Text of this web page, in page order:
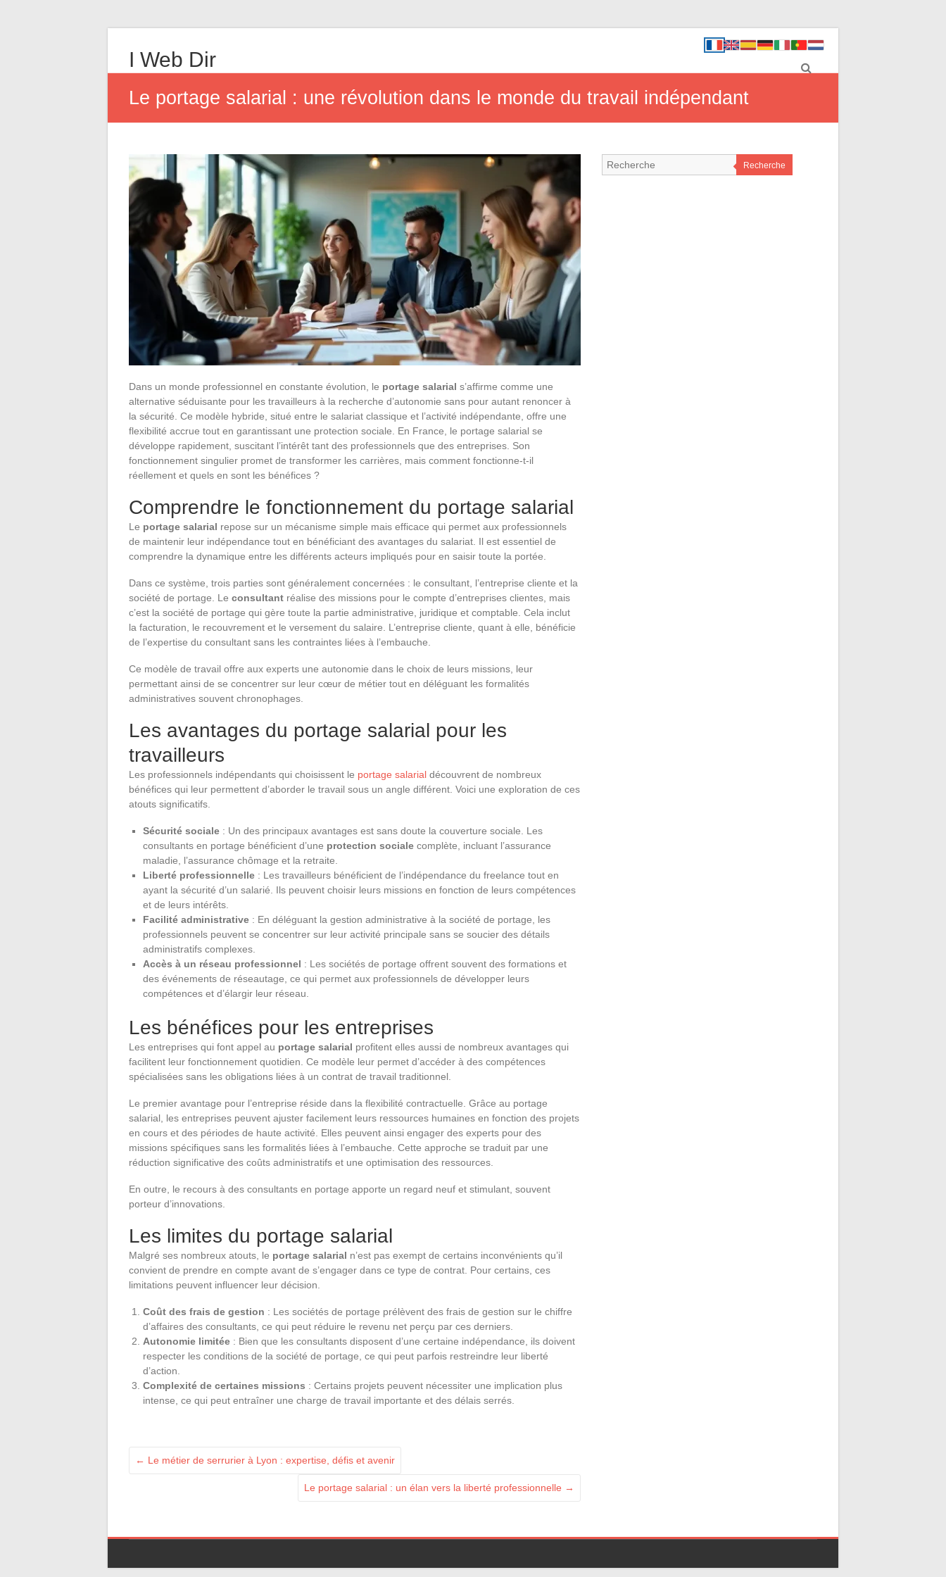
I Web Dir
Le portage salarial : une révolution dans le monde du travail indépendant
Dans un monde professionnel en constante évolution, le portage salarial s’affirme comme une
alternative séduisante pour les travailleurs à la recherche d’autonomie sans pour autant renoncer à
la sécurité. Ce modèle hybride, situé entre le salariat classique et l’activité indépendante, offre une
flexibilité accrue tout en garantissant une protection sociale. En France, le portage salarial se
développe rapidement, suscitant l’intérêt tant des professionnels que des entreprises. Son
fonctionnement singulier promet de transformer les carrières, mais comment fonctionne-t-il
réellement et quels en sont les bénéfices ?
Comprendre le fonctionnement du portage salarial
Le portage salarial repose sur un mécanisme simple mais efficace qui permet aux professionnels
de maintenir leur indépendance tout en bénéficiant des avantages du salariat. Il est essentiel de
comprendre la dynamique entre les différents acteurs impliqués pour en saisir toute la portée.
Dans ce système, trois parties sont généralement concernées : le consultant, l’entreprise cliente et la
société de portage. Le consultant réalise des missions pour le compte d’entreprises clientes, mais
c’est la société de portage qui gère toute la partie administrative, juridique et comptable. Cela inclut
la facturation, le recouvrement et le versement du salaire. L’entreprise cliente, quant à elle, bénéficie
de l’expertise du consultant sans les contraintes liées à l’embauche.
Ce modèle de travail offre aux experts une autonomie dans le choix de leurs missions, leur
permettant ainsi de se concentrer sur leur cœur de métier tout en déléguant les formalités
administratives souvent chronophages.
Les avantages du portage salarial pour les
travailleurs
Les professionnels indépendants qui choisissent le portage salarial découvrent de nombreux
bénéfices qui leur permettent d’aborder le travail sous un angle différent. Voici une exploration de ces
atouts significatifs.
Sécurité sociale : Un des principaux avantages est sans doute la couverture sociale. Les
consultants en portage bénéficient d’une protection sociale complète, incluant l’assurance
maladie, l’assurance chômage et la retraite.
Liberté professionnelle : Les travailleurs bénéficient de l’indépendance du freelance tout en
ayant la sécurité d’un salarié. Ils peuvent choisir leurs missions en fonction de leurs compétences
et de leurs intérêts.
Facilité administrative : En déléguant la gestion administrative à la société de portage, les
professionnels peuvent se concentrer sur leur activité principale sans se soucier des détails
administratifs complexes.
Accès à un réseau professionnel : Les sociétés de portage offrent souvent des formations et
des événements de réseautage, ce qui permet aux professionnels de développer leurs
compétences et d’élargir leur réseau.
Les bénéfices pour les entreprises
Les entreprises qui font appel au portage salarial profitent elles aussi de nombreux avantages qui
facilitent leur fonctionnement quotidien. Ce modèle leur permet d’accéder à des compétences
spécialisées sans les obligations liées à un contrat de travail traditionnel.
Le premier avantage pour l’entreprise réside dans la flexibilité contractuelle. Grâce au portage
salarial, les entreprises peuvent ajuster facilement leurs ressources humaines en fonction des projets
en cours et des périodes de haute activité. Elles peuvent ainsi engager des experts pour des
missions spécifiques sans les formalités liées à l’embauche. Cette approche se traduit par une
réduction significative des coûts administratifs et une optimisation des ressources.
En outre, le recours à des consultants en portage apporte un regard neuf et stimulant, souvent
porteur d’innovations.
Les limites du portage salarial
Malgré ses nombreux atouts, le portage salarial n’est pas exempt de certains inconvénients qu’il
convient de prendre en compte avant de s’engager dans ce type de contrat. Pour certains, ces
limitations peuvent influencer leur décision.
Coût des frais de gestion : Les sociétés de portage prélèvent des frais de gestion sur le chiffre
d’affaires des consultants, ce qui peut réduire le revenu net perçu par ces derniers.
Autonomie limitée : Bien que les consultants disposent d’une certaine indépendance, ils doivent
respecter les conditions de la société de portage, ce qui peut parfois restreindre leur liberté
d’action.
Complexité de certaines missions : Certains projets peuvent nécessiter une implication plus
intense, ce qui peut entraîner une charge de travail importante et des délais serrés.
← Le métier de serrurier à Lyon : expertise, défis et avenir
Le portage salarial : un élan vers la liberté professionnelle →
Recherche